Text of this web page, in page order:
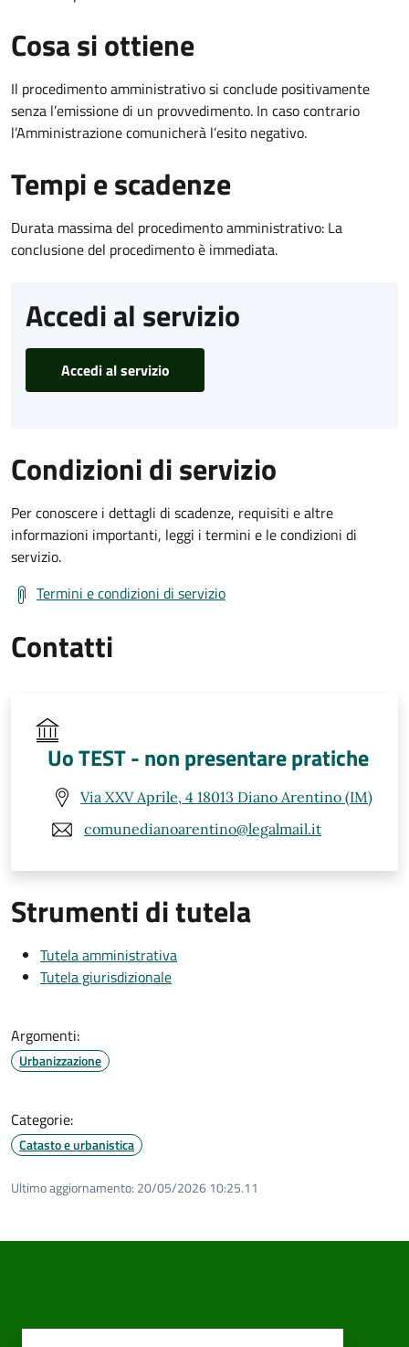
Cosa si ottiene
Il procedimento amministrativo si conclude positivamente
senza l’emissione di un provvedimento. In caso contrario
l’Amministrazione comunicherà l’esito negativo.
Tempi e scadenze
Durata massima del procedimento amministrativo: La
conclusione del procedimento è immediata.
Accedi al servizio
Accedi al servizio
Condizioni di servizio
Per conoscere i dettagli di scadenze, requisiti e altre
informazioni importanti, leggi i termini e le condizioni di
servizio.
Termini e condizioni di servizio
Contatti
Uo TEST - non presentare pratiche
Via XXV Aprile, 4 18013 Diano Arentino (IM)
comunedianoarentino@legalmail.it
Strumenti di tutela
Tutela amministrativa
Tutela giurisdizionale
Argomenti:
Urbanizzazione
Categorie:
Catasto e urbanistica
Ultimo aggiornamento: 20/05/2026 10:25.11